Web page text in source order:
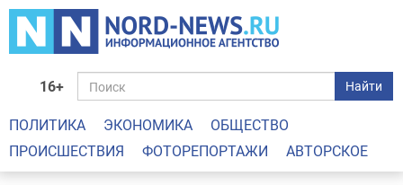
16+ Найти
ПОЛИТИКА ЭКОНОМИКА
ОБЩЕСТВО
ПРОИСШЕСТВИЯ
ФОТОРЕПОРТАЖИ АВТОРСКОЕ